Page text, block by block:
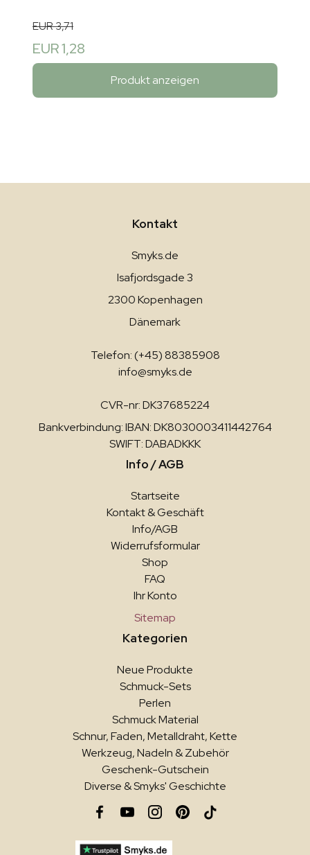
EUR 3,71
EUR 1,28
Produkt anzeigen
Kontakt
Smyks.de
Isafjordsgade 3
2300 Kopenhagen
Dänemark
Telefon: (+45) 88385908
info@smyks.de
CVR-nr: DK37685224
Bankverbindung: IBAN: DK8030003411442764
SWIFT: DABADKKK
Info / AGB
Startseite
Kontakt & Geschäft
Info/AGB
Widerrufsformular
Shop
FAQ
Ihr Konto
Sitemap
Kategorien
Neue Produkte
Schmuck-Sets
Perlen
Schmuck Material
Schnur, Faden, Metalldraht, Kette
Werkzeug, Nadeln & Zubehör
Geschenk-Gutschein
Diverse & Smyks' Geschichte